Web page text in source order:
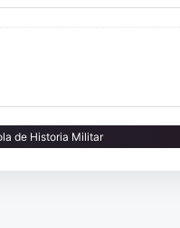
de Historia Militar